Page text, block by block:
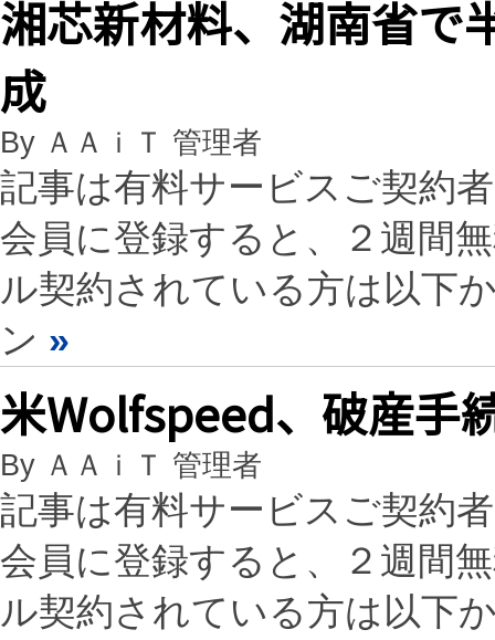
湘芯新材料、湖南省で
成
By ＡＡｉＴ 管理者
記事は有料サービスご契約
会員に登録すると、２週間
ル契約されている方は以下
ン »
米Wolfspeed、破産手
By ＡＡｉＴ 管理者
記事は有料サービスご契約
会員に登録すると、２週間
ル契約されている方は以下